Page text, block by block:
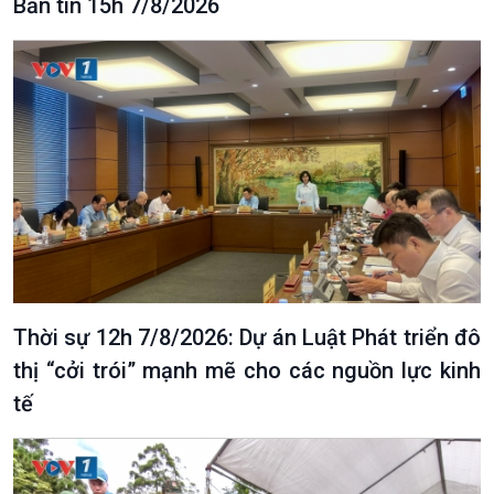
Bản tin 15h 7/8/2026
Thời sự 12h 7/8/2026: Dự án Luật Phát triển đô
thị “cởi trói” mạnh mẽ cho các nguồn lực kinh
tế